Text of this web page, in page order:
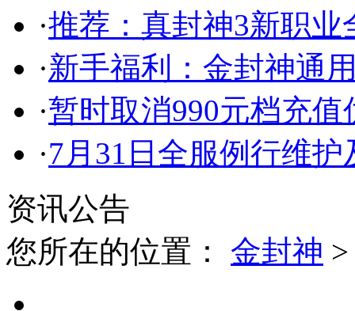
·推荐：真封神3新职业
·新手福利：金封神通
·暂时取消990元档充值
·7月31日全服例行维护
资讯公告
您所在的位置： 金封神